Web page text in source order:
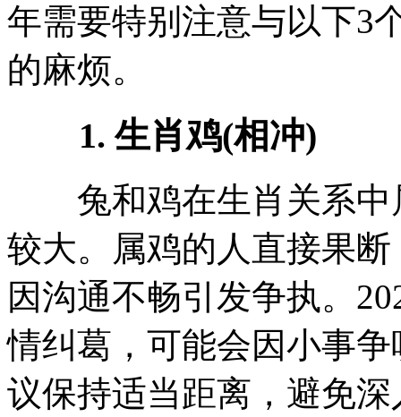
年需要特别注意与以下3
的麻烦。
1. 生肖鸡(相冲)
兔和鸡在生肖关系中
较大。属鸡的人直接果
因沟通不畅引发争执。
情纠葛，可能会因小事
议保持适当距离，避免